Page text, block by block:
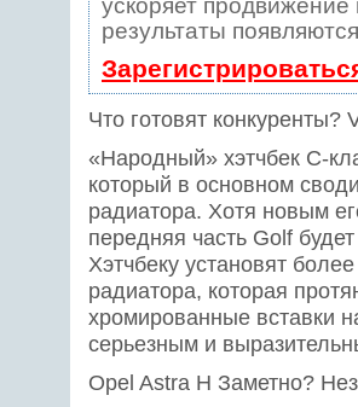
результаты
Что готовят
«Народный» хэтчбек С-
который в основном
радиатора. Хотя новым
передняя часть Golf
Хэтчбеку установят
радиатора, которая
хромированные вставки
серьезным и
Opel Astra H Заметно?